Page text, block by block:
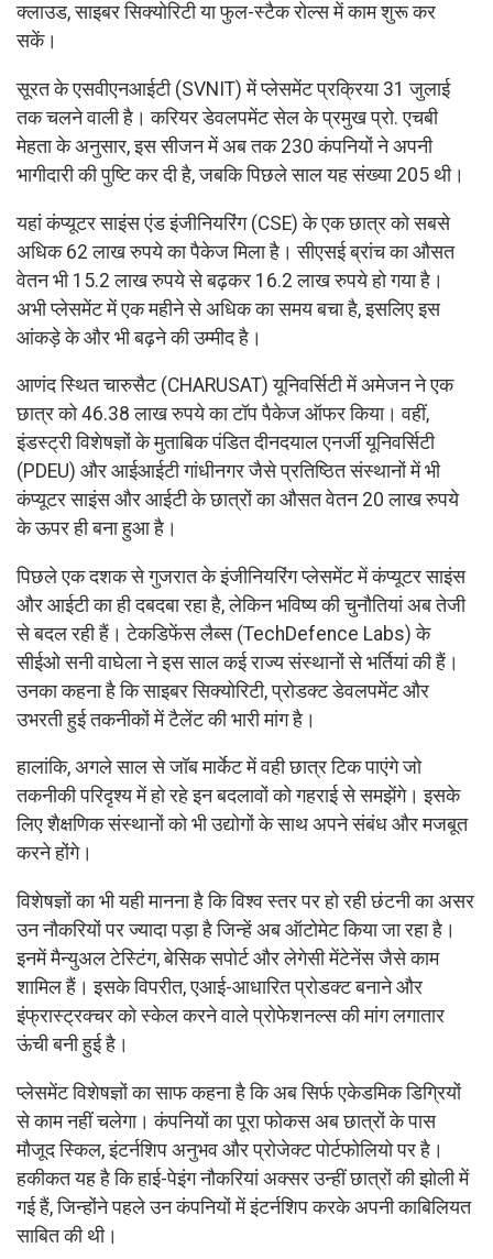
क्लाउड, साइबर सिक्योरिटी या फुल-स्टैक रोल्स में काम शुरू कर
सकें।
सूरत के एसवीएनआईटी (SVNIT) में प्लेसमेंट प्रक्रिया 31 जुलाई
तक चलने वाली है। करियर डेवलपमेंट सेल के प्रमुख प्रो. एचबी
मेहता के अनुसार, इस सीजन में अब तक 230 कंपनियों ने अपनी
भागीदारी की पुष्टि कर दी है, जबकि पिछले साल यह संख्या 205 थी।
यहां कंप्यूटर साइंस एंड इंजीनियरिंग (CSE) के एक छात्र को सबसे
अधिक 62 लाख रुपये का पैकेज मिला है। सीएसई ब्रांच का औसत
वेतन भी 15.2 लाख रुपये से बढ़कर 16.2 लाख रुपये हो गया है।
अभी प्लेसमेंट में एक महीने से अधिक का समय बचा है, इसलिए इस
आंकड़े के और भी बढ़ने की उम्मीद है।
आणंद स्थित चारुसैट (CHARUSAT) यूनिवर्सिटी में अमेजन ने एक
छात्र को 46.38 लाख रुपये का टॉप पैकेज ऑफर किया। वहीं,
इंडस्ट्री विशेषज्ञों के मुताबिक पंडित दीनदयाल एनर्जी यूनिवर्सिटी
(PDEU) और आईआईटी गांधीनगर जैसे प्रतिष्ठित संस्थानों में भी
कंप्यूटर साइंस और आईटी के छात्रों का औसत वेतन 20 लाख रुपये
के ऊपर ही बना हुआ है।
पिछले एक दशक से गुजरात के इंजीनियरिंग प्लेसमेंट में कंप्यूटर साइंस
और आईटी का ही दबदबा रहा है, लेकिन भविष्य की चुनौतियां अब तेजी
से बदल रही हैं। टेकडिफेंस लैब्स (TechDefence Labs) के
सीईओ सनी वाघेला ने इस साल कई राज्य संस्थानों से भर्तियां की हैं।
उनका कहना है कि साइबर सिक्योरिटी, प्रोडक्ट डेवलपमेंट और
उभरती हुई तकनीकों में टैलेंट की भारी मांग है।
हालांकि, अगले साल से जॉब मार्केट में वही छात्र टिक पाएंगे जो
तकनीकी परिदृश्य में हो रहे इन बदलावों को गहराई से समझेंगे। इसके
लिए शैक्षणिक संस्थानों को भी उद्योगों के साथ अपने संबंध और मजबूत
करने होंगे।
विशेषज्ञों का भी यही मानना है कि विश्व स्तर पर हो रही छंटनी का असर
उन नौकरियों पर ज्यादा पड़ा है जिन्हें अब ऑटोमेट किया जा रहा है।
इनमें मैन्युअल टेस्टिंग, बेसिक सपोर्ट और लेगेसी मेंटेनेंस जैसे काम
शामिल हैं। इसके विपरीत, एआई-आधारित प्रोडक्ट बनाने और
इंफ्रास्ट्रक्चर को स्केल करने वाले प्रोफेशनल्स की मांग लगातार
ऊंची बनी हुई है।
प्लेसमेंट विशेषज्ञों का साफ कहना है कि अब सिर्फ एकेडमिक डिग्रियों
से काम नहीं चलेगा। कंपनियों का पूरा फोकस अब छात्रों के पास
मौजूद स्किल, इंटर्नशिप अनुभव और प्रोजेक्ट पोर्टफोलियो पर है।
हकीकत यह है कि हाई-पेइंग नौकरियां अक्सर उन्हीं छात्रों की झोली में
गई हैं, जिन्होंने पहले उन कंपनियों में इंटर्नशिप करके अपनी काबिलियत
साबित की थी।